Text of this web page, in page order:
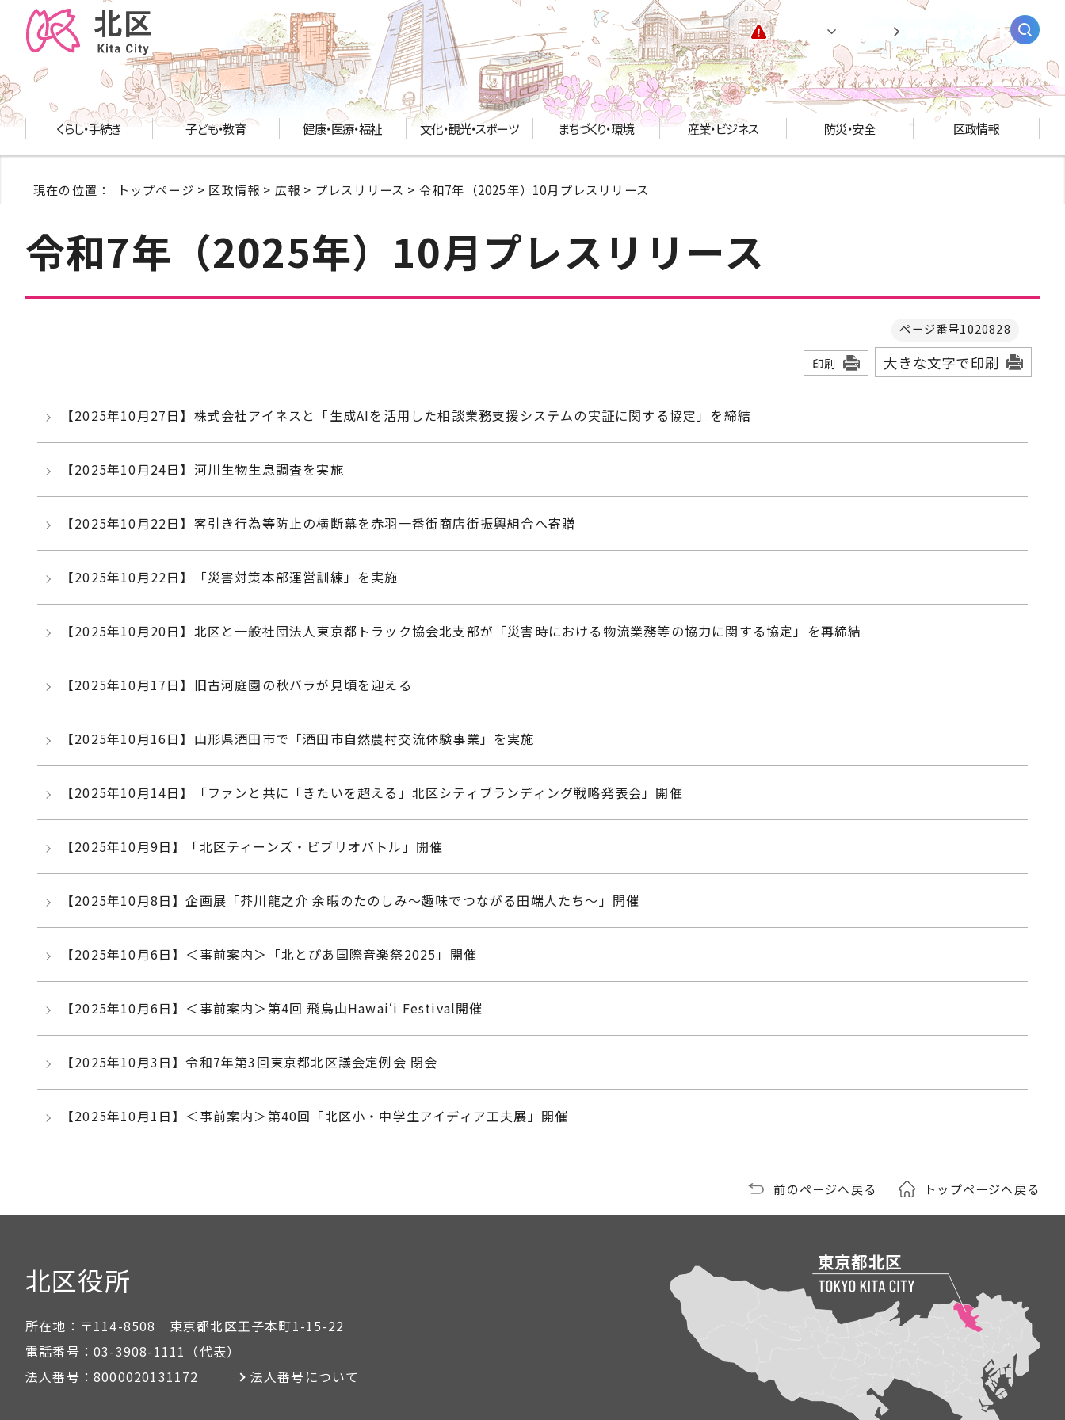
緊急情報 AIチャットボット
くらし・手続き 子ども・教育 健康・医療・福祉 文化・観光・スポーツ まちづくり・環境 産業・ビジネス 防災・安全 区政情報
現在の位置： トップページ > 区政情報 > 広報 > プレスリリース > 令和7年（2025年）10月プレスリリース
令和7年（2025年）10月プレスリリース
ページ番号1020828
印刷 大きな文字で印刷
【2025年10月27日】株式会社アイネスと「生成AIを活用した相談業務支援システムの実証に関する協定」を締結
【2025年10月24日】河川生物生息調査を実施
【2025年10月22日】客引き行為等防止の横断幕を赤羽一番街商店街振興組合へ寄贈
【2025年10月22日】「災害対策本部運営訓練」を実施
【2025年10月20日】北区と一般社団法人東京都トラック協会北支部が「災害時における物流業務等の協力に関する協定」を再締結
【2025年10月17日】旧古河庭園の秋バラが見頃を迎える
【2025年10月16日】山形県酒田市で「酒田市自然農村交流体験事業」を実施
【2025年10月14日】「ファンと共に「きたいを超える」北区シティブランディング戦略発表会」開催
【2025年10月9日】「北区ティーンズ・ビブリオバトル」開催
【2025年10月8日】企画展「芥川龍之介 余暇のたのしみ～趣味でつながる田端人たち～」開催
【2025年10月6日】＜事前案内＞「北とぴあ国際音楽祭2025」開催
【2025年10月6日】＜事前案内＞第4回 飛鳥山Hawai‘i Festival開催
【2025年10月3日】令和7年第3回東京都北区議会定例会 閉会
【2025年10月1日】＜事前案内＞第40回「北区小・中学生アイディア工夫展」開催
前のページへ戻る トップページへ戻る
北区役所
所在地： 〒114-8508 東京都北区王子本町1-15-22
電話番号： 03-3908-1111 （代表）
法人番号： 8000020131172 法人番号について